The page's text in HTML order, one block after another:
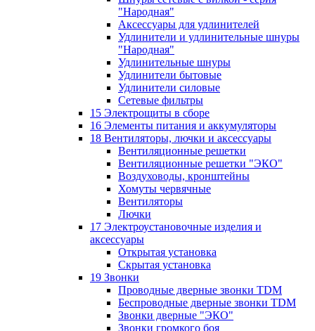
"Народная"
Аксессуары для удлинителей
Удлинители и удлинительные шнуры
"Народная"
Удлинительные шнуры
Удлинители бытовые
Удлинители силовые
Сетевые фильтры
15 Электрощиты в сборе
16 Элементы питания и аккумуляторы
18 Вентиляторы, лючки и аксессуары
Вентиляционные решетки
Вентиляционные решетки "ЭКО"
Воздуховоды, кронштейны
Хомуты червячные
Вентиляторы
Лючки
17 Электроустановочные изделия и
аксессуары
Открытая установка
Скрытая установка
19 Звонки
Проводные дверные звонки TDM
Беспроводные дверные звонки TDM
Звонки дверные "ЭКО"
Звонки громкого боя